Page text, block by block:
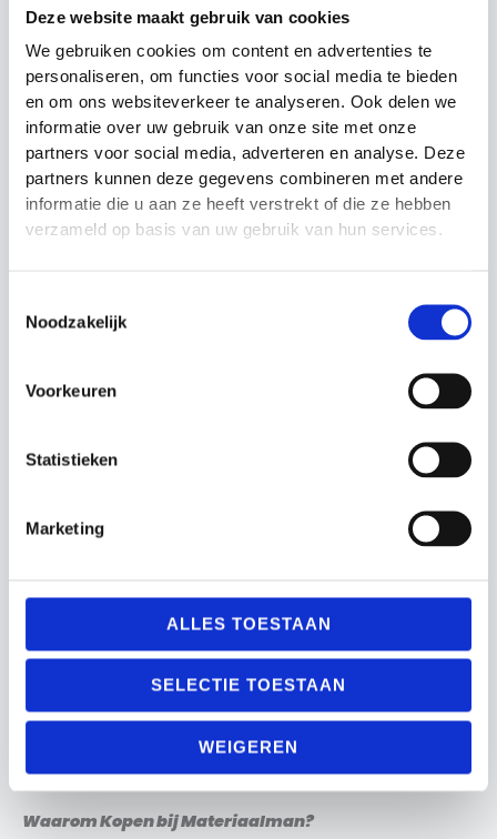
Deze website maakt gebruik van cookies
We gebruiken cookies om content en advertenties te
personaliseren, om functies voor social media te bieden
en om ons websiteverkeer te analyseren. Ook delen we
informatie over uw gebruik van onze site met onze
partners voor social media, adverteren en analyse. Deze
partners kunnen deze gegevens combineren met andere
informatie die u aan ze heeft verstrekt of die ze hebben
verzameld op basis van uw gebruik van hun services.
Noodzakelijk
Voorkeuren
Statistieken
Marketing
ALLES TOESTAAN
SELECTIE TOESTAAN
WEIGEREN
Hockeyballen Glad
Oranje
€4.50
Officieel hockeydoel
aluminium
€1,895.00
1 2
→
Hockey Trainingsmateriaal Kopen?
Iedere hockeyspeler, trainer, coach en club heeft
hockey trainingsmateriaal nodig. Voor spelers is dit
essentieel om zichzelf te ontwikkelen. Trainers en
coaches gebruiken het materiaal om oefeningen uit
Bij Materiaalman bieden we een breed scala aan
ook buiten het veld kunnen verbeteren. Extra loop-
en krachttraining, met bijvoorbeeld een
speedladder
, kan bijdragen aan een hoger niveau.
Categorieën Hockey Trainingsmateriaal
krachttraining
. Helaas krijgen deze trainingsvormen
vaak te weinig aandacht. Met hulpmiddelen zoals
Voor krachttraining zijn er tools zoals een
balansbordof een eenvoudigefitnessmat. Hiermee
het voorkomen van blessures.
Trainers en coaches kunnen gebruikmaken van
timers,fluitjes
coachbordenom tactieken duidelijk over te brengen.
Waarom Kopen bij Materiaalman?